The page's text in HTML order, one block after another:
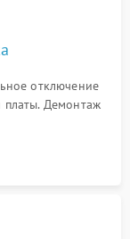
отключение
платы. Демонтаж
чипов.